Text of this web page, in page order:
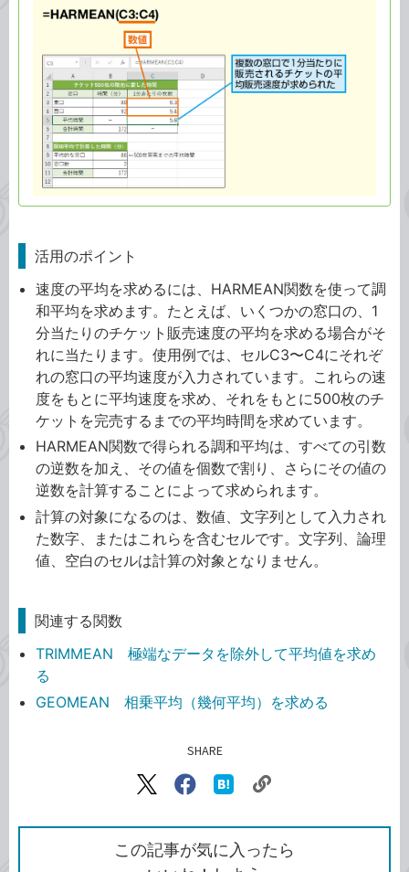
活用のポイント
速度の平均を求めるには、HARMEAN関数を使って調
和平均を求めます。たとえば、いくつかの窓口の、1
分当たりのチケット販売速度の平均を求める場合がそ
れに当たります。使用例では、セルC3〜C4にそれぞ
れの窓口の平均速度が入力されています。これらの速
度をもとに平均速度を求め、それをもとに500枚のチ
ケットを完売するまでの平均時間を求めています。
HARMEAN関数で得られる調和平均は、すべての引数
の逆数を加え、その値を個数で割り、さらにその値の
逆数を計算することによって求められます。
計算の対象になるのは、数値、文字列として入力され
た数字、またはこれらを含むセルです。文字列、論理
値、空白のセルは計算の対象となりません。
関連する関数
TRIMMEAN 極端なデータを除外して平均値を求め
る
GEOMEAN 相乗平均（幾何平均）を求める
SHARE
X（旧
で
シ
ェ
Facebook
シ
ェ
ア
な
ブ
ッ
ク
を
コ
この記事が気に入ったら